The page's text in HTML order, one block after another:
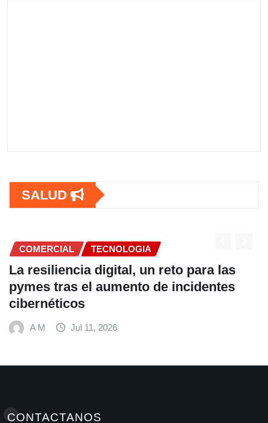
SALUD
COMERCIAL
Fundación Ficohsa fortalece la
alimentación escolar y promueve
hábitos saludables junto al
Mundial de Alimentos y Nestlé